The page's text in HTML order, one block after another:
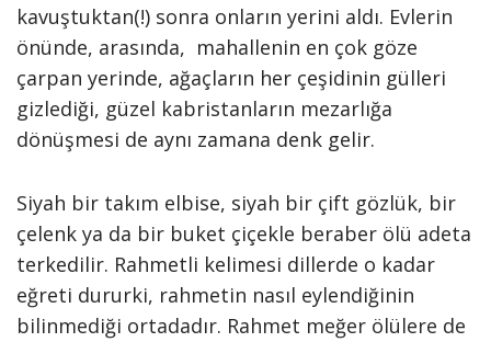
kavuştuktan(!) sonra onların yerini aldı. Evlerin
önünde, arasında, mahallenin en çok göze
çarpan yerinde, ağaçların her çeşidinin gülleri
gizlediği, güzel kabristanların mezarlığa
dönüşmesi de aynı zamana denk gelir.
Siyah bir takım elbise, siyah bir çift gözlük, bir
çelenk ya da bir buket çiçekle beraber ölü adeta
terkedilir. Rahmetli kelimesi dillerde o kadar
eğreti dururki, rahmetin nasıl eylendiğinin
bilinmediği ortadadır. Rahmet meğer ölülere de